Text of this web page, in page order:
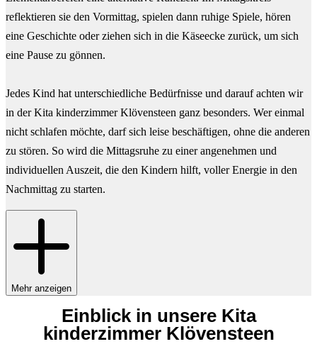
reflektieren sie den Vormittag, spielen dann ruhige Spiele, hören
eine Geschichte oder ziehen sich in die Käseecke zurück, um sich
eine Pause zu gönnen.
Jedes Kind hat unterschiedliche Bedürfnisse und darauf achten wir
in der Kita kinderzimmer Klövensteen ganz besonders. Wer einmal
nicht schlafen möchte, darf sich leise beschäftigen, ohne die anderen
zu stören. So wird die Mittagsruhe zu einer angenehmen und
individuellen Auszeit, die den Kindern hilft, voller Energie in den
Nachmittag zu starten.
Mehr anzeigen
Einblick in unsere Kita
kinderzimmer Klövensteen